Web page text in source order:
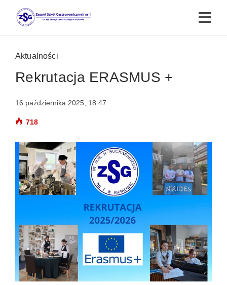
Aktualności
Rekrutacja ERASMUS +
16 października 2025, 18:47
718